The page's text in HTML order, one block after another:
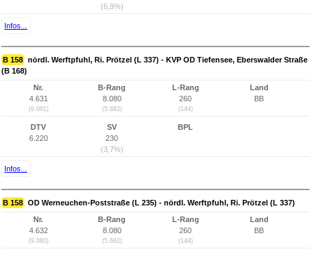
(6,9%)
Infos...
B 158 nördl. Werftpfuhl, Ri. Prötzel (L 337) - KVP OD Tiefensee, Eberswalder Straße
(B 168)
Nr.
4.631
(9.081)
B-Rang
8.080
(5.682)
L-Rang
260
(144)
Land
BB
DTV
6.220
SV
230
(3,7%)
BPL
Infos...
B 158 OD Werneuchen-Poststraße (L 235) - nördl. Werftpfuhl, Ri. Prötzel (L 337)
Nr.
4.632
(9.080)
B-Rang
8.080
(5.682)
L-Rang
260
(144)
Land
BB